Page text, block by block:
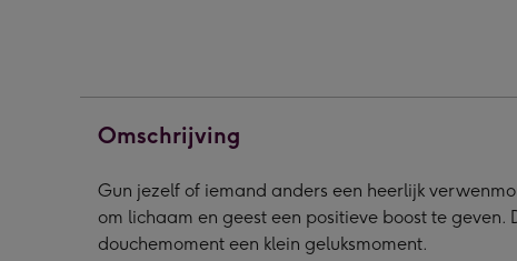
Omschrijving
Gun jezelf of iemand anders een heerlijk
om lichaam en geest een positieve boost te
douchemoment een klein geluksmoment.